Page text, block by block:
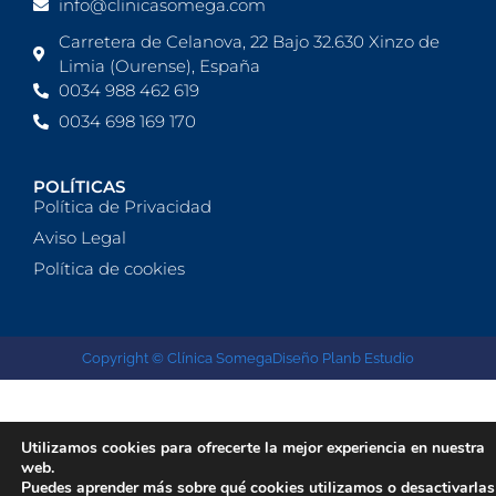
info@clinicasomega.com
Carretera de Celanova, 22 Bajo 32.630 Xinzo de
Limia (Ourense), España
0034 988 462 619
0034 698 169 170
POLÍTICAS
Política de Privacidad
Aviso Legal
Política de cookies
Copyright © Clínica SomegaDiseño Planb Estudio
Utilizamos cookies para ofrecerte la mejor experiencia en nuestra
web.
Puedes aprender más sobre qué cookies utilizamos o desactivarlas